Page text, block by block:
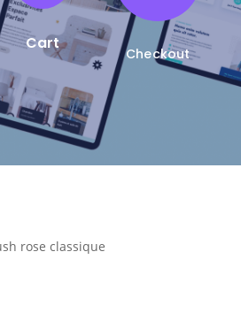
Cart
Checkout
rose classique